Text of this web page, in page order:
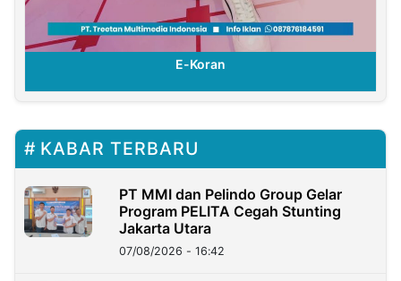
E-Koran
KABAR TERBARU
PT MMI dan Pelindo Group Gelar
Program PELITA Cegah Stunting
Jakarta Utara
07/08/2026 - 16:42